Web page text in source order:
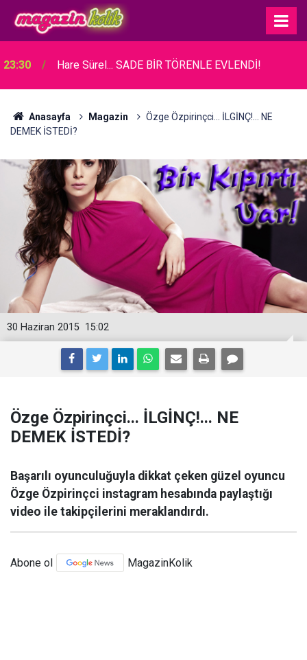
23:30 Hare Sürel... SADE BİR TÖRENLE EVLENDİ!
Anasayfa Magazin
Özge Özpirinçci... İLGİNÇ!... NE
DEMEK İSTEDİ?
15:02
30 Haziran 2015
Özge Özpirinçci... İLGİNÇ!... NE
DEMEK İSTEDİ?
Başarılı oyunculuğuyla dikkat çeken güzel oyuncu
Özge Özpirinçci instagram hesabında paylaştığı
video ile takipçilerini meraklandırdı.
Abone ol MagazinKolik